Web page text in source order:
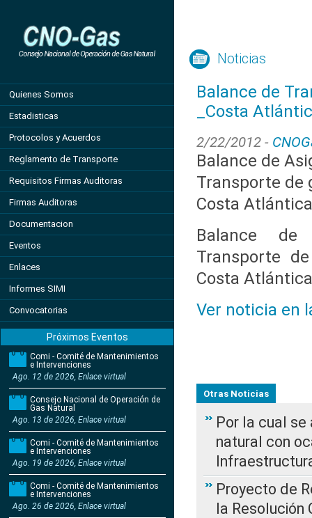
Quienes Somos
Estadisticas
Protocolos y Acuerdos
Reglamento de Transporte
Requisitos Firmas Auditoras
Firmas Auditoras
Documentacion
Eventos
Enlaces
Informes SIMI
Convocatorias
Próximos Eventos
Comi - Comité de Mantenimientos
e Intervenciones
Ago. 12 de 2026, Enlace virtual
Consejo Nacional de Operación de
Gas Natural
Ago. 13 de 2026, Enlace virtual
Comi - Comité de Mantenimientos
e Intervenciones
Ago. 19 de 2026, Enlace virtual
Comi - Comité de Mantenimientos
e Intervenciones
Ago. 26 de 2026, Enlace virtual
Noticias
Balance de
_Costa
2/22/2012 -
Balance de
Transporte de
Costa Atlántica
Balance de
Transporte
Costa Atlántica
Ver noticia en
Otras Noticias
Por la cual
natural con
Proyecto de
la Resolución